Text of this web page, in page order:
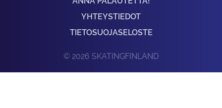
YHTEYSTIEDOT
TIETOSUOJASELOSTE
© 2026 SKATINGFINLAND